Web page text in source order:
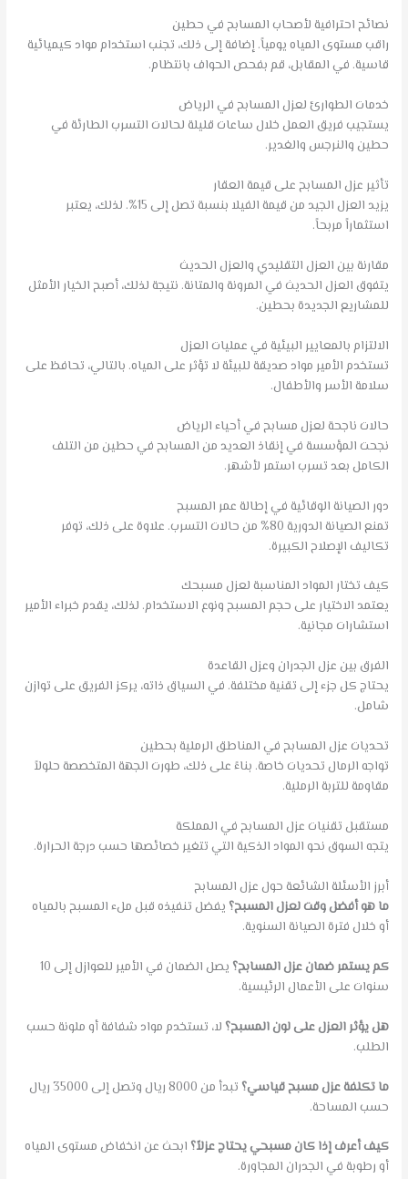
نصائح احترافية لأصحاب المسابح في حطين
راقب مستوى المياه يومياً. إضافة إلى ذلك، تجنب استخدام مواد كيميائية
قاسية. في المقابل، قم بفحص الحواف بانتظام.
خدمات الطوارئ لعزل المسابح في الرياض
يستجيب فريق العمل خلال ساعات قليلة لحالات التسرب الطارئة في
حطين والنرجس والغدير.
تأثير عزل المسابح على قيمة العقار
يزيد العزل الجيد من قيمة الفيلا بنسبة تصل إلى 15%. لذلك، يعتبر
استثماراً مربحاً.
مقارنة بين العزل التقليدي والعزل الحديث
يتفوق العزل الحديث في المرونة والمتانة. نتيجة لذلك، أصبح الخيار الأمثل
للمشاريع الجديدة بحطين.
الالتزام بالمعايير البيئية في عمليات العزل
تستخدم الأمير مواد صديقة للبيئة لا تؤثر على المياه. بالتالي، تحافظ على
سلامة الأسر والأطفال.
حالات ناجحة لعزل مسابح في أحياء الرياض
نجحت المؤسسة في إنقاذ العديد من المسابح في حطين من التلف
الكامل بعد تسرب استمر لأشهر.
دور الصيانة الوقائية في إطالة عمر المسبح
تمنع الصيانة الدورية 80% من حالات التسرب. علاوة على ذلك، توفر
تكاليف الإصلاح الكبيرة.
كيف تختار المواد المناسبة لعزل مسبحك
يعتمد الاختيار على حجم المسبح ونوع الاستخدام. لذلك، يقدم خبراء الأمير
استشارات مجانية.
الفرق بين عزل الجدران وعزل القاعدة
يحتاج كل جزء إلى تقنية مختلفة. في السياق ذاته، يركز الفريق على توازن
شامل.
تحديات عزل المسابح في المناطق الرملية بحطين
تواجه الرمال تحديات خاصة. بناءً على ذلك، طورت الجهة المتخصصة حلولاً
مقاومة للتربة الرملية.
مستقبل تقنيات عزل المسابح في المملكة
يتجه السوق نحو المواد الذكية التي تتغير خصائصها حسب درجة الحرارة.
أبرز الأسئلة الشائعة حول عزل المسابح
ما هو أفضل وقت لعزل المسبح؟ يفضل تنفيذه قبل ملء المسبح بالمياه
أو خلال فترة الصيانة السنوية.
كم يستمر ضمان عزل المسابح؟
يصل الضمان في الأمير للعوازل إلى 10
سنوات على الأعمال الرئيسية.
هل يؤثر العزل على لون المسبح؟ لا، تستخدم مواد شفافة أو ملونة حسب
الطلب.
ما تكلفة عزل مسبح قياسي؟
تبدأ من 8000 ريال وتصل إلى 35000 ريال
حسب المساحة.
كيف أعرف إذا كان مسبحي يحتاج عزلاً؟ ابحث عن انخفاض مستوى المياه
أو رطوبة في الجدران المجاورة.